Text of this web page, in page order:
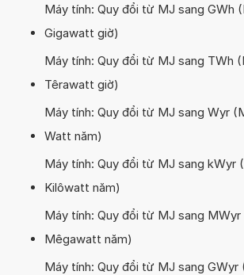
Máy tính: Quy đổi từ MJ sang GWh
Gigawatt giờ)
Máy tính: Quy đổi từ MJ sang TWh
Têrawatt giờ)
Máy tính: Quy đổi từ MJ sang Wyr
Watt năm)
Máy tính: Quy đổi từ MJ sang kWyr
Kilôwatt năm)
Máy tính: Quy đổi từ MJ sang MWyr
Mêgawatt năm)
Máy tính: Quy đổi từ MJ sang GWyr